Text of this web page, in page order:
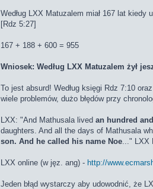
Według LXX Matuzalem miał 167 lat kiedy
[Rdz 5:27]
167 + 188 + 600 = 955
Wniosek: Według LXX Matuzalem żył
To jest absurd! Według księgi Rdz 7:10
wiele problemów, dużo błędów przy
LXX: "And Mathusala lived an hundred
daughters. And all the days of Mathusala
son. And he called his name Noe..." LXX
LXX online (w jęz. ang) - http://
Jeden błąd wystarczy aby udowodnić, że